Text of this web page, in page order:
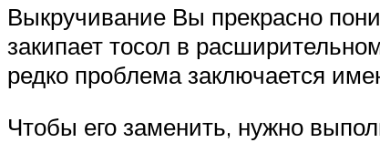
Выкручивание Вы прекрасно
закипает тосол в
редко проблема заключается
Чтобы его заменить, нужно